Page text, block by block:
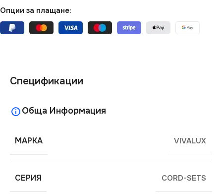
Опции за плащане:
Спецификации
Обща Информация
МАРКА VIVALUX
СЕРИЯ CORD-SETS